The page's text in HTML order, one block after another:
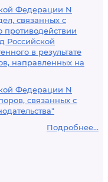
Федерации N
связанных с
противодействии
Российской
в результате
направленных на
Федерации N
связанных с
Подробнее...